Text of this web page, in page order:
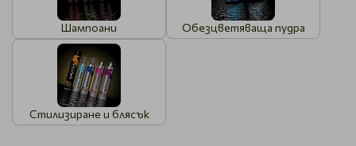
Шампоани Обезцветяваща пудра
Стилизиране и блясък